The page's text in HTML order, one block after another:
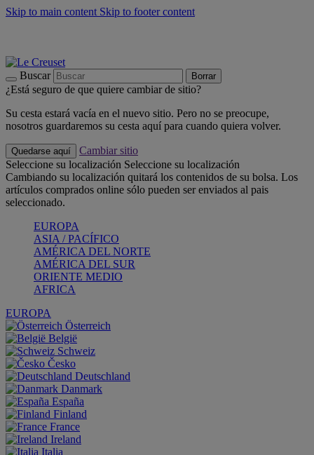
Skip to main content Skip to footer content
Buscar Borrar
¿Está seguro de que quiere cambiar de sitio?
Su cesta estará vacía en el nuevo sitio. Pero no se preocupe,
nosotros guardaremos su cesta aquí para cuando quiera volver.
Quedarse aquí
Cambiar sitio
Seleccione su localización Seleccione su localización
Cambiando su localización quitará los contenidos de su bolsa. Los
artículos comprados online sólo pueden ser enviados al pais
seleccionado.
EUROPA
ASIA / PACÍFICO
AMÉRICA DEL NORTE
AMÉRICA DEL SUR
ORIENTE MEDIO
AFRICA
EUROPA
Österreich
België
Schweiz
Česko
Deutschland
Danmark
España
Finland
France
Ireland
Italia